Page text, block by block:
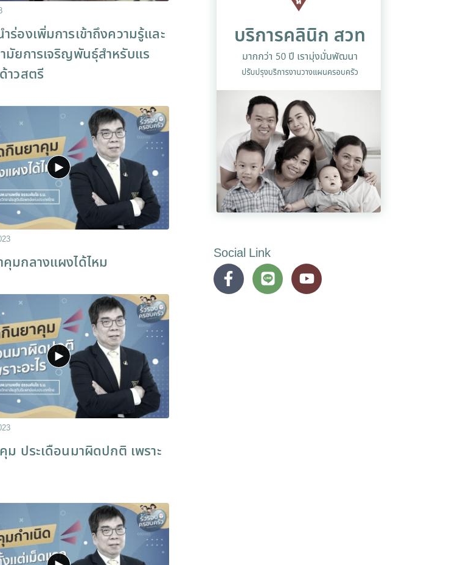
ร่องเพิ่มการเข้าถึงความรู้และ
มัยการเจริญพันธุ์สำหรับแร
าวสตรี
มกลางแผงได้ไหม
ม ประเดือนมาผิดปกติ เพราะ
Social Link